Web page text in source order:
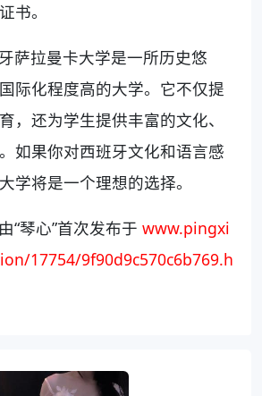
书。
萨拉曼卡大学是一所历史悠
际化程度高的大学。它不仅提
，还为学生提供丰富的文化、
如果你对西班牙文化和语言感
学将是一个理想的选择。
“琴心”首次发布于www.pingxi
17754/9f90d9c570c6b769.h